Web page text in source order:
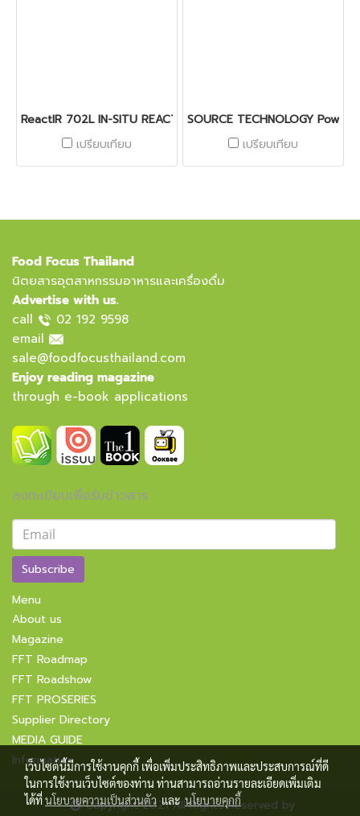
ReactIR 702L IN-SITU REACTION ANALYSIS
เปรียบเทียบ
SOURCE TECHNOLOGY
เปรียบเทียบ
Food Focus Thailand
นิตยสารอุตสาหกรรมอาหารและเครื่องดื่ม
Advertise with us.
call
02 192 9598
email
sale@foodfocusthailand.com
Enjoy reading magazine
through e-book applications
ลงทะเบียนเพื่อรับข่าวสาร
Subscribe
Menu
About us
Magazine
FFT Roadmap
FFT Roadshow
FFT PROSERIES
Supplier Directory
MEDIA GUIDE
Information
Copyright 2021 All Rights Reserved by
เว็บไซต์นี้มีการใช้งานคุกกี้ เพื่อเพิ่มประสิทธิภาพและประสบการณ์ที่ดี
ในการใช้งานเว็บไซต์ของท่าน ท่านสามารถอ่านรายละเอียดเพิ่มเติม
ได้ที่นโยบายความเป็นส่วนตัวและนโยบายคุกกี้